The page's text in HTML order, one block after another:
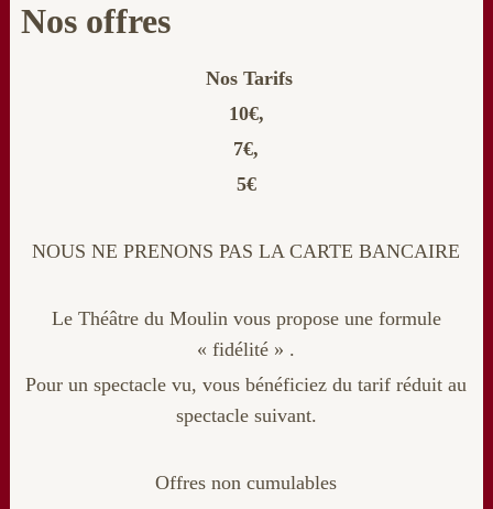
Nos offres
Nos Tarifs
10€,
7€,
5€
NOUS NE PRENONS PAS LA CARTE BANCAIRE
Le Théâtre du Moulin vous propose une formule
« fidélité » .
Pour un spectacle vu, vous bénéficiez du tarif réduit au
spectacle suivant.
Offres non cumulables